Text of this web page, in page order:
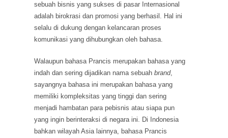
sebuah bisnis yang sukses di pasar Internasional
adalah birokrasi dan promosi yang berhasil. Hal ini
selalu di dukung dengan kelancaran proses
komunikasi yang dihubungkan oleh bahasa.
Walaupun bahasa Prancis merupakan bahasa yang
indah dan sering dijadikan nama sebuahbrand,
sayangnya bahasa ini merupakan bahasa yang
memiliki kompleksitas yang tinggi dan sering
menjadi hambatan para pebisnis atau siapa pun
yang ingin berinteraksi di negara ini. Di Indonesia
bahkan wilayah Asia lainnya, bahasa Prancis